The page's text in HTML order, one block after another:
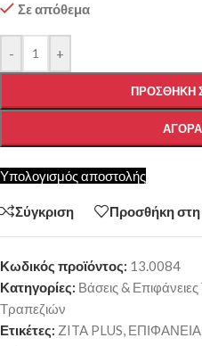
Σε απόθεμα
- +
ΠΡΟΣΘΉΚΗ
Υπολογισμός αποστολής
Σύγκριση Προσθήκη στη
Κωδικός προϊόντος: 13.0084
Κατηγορίες: Βάσεις &
Τραπεζιών
Ετικέτες: ZITA PLUS, ΕΠΙΦΑΝΕΙΑ